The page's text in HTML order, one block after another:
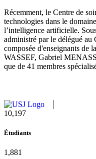
Récemment, le Centre de
technologies dans le
l’intelligence artificielle.
administré par le délégué au
composée d'enseignants de
WASSEF, Gabriel
que de 41 membres
11,124
Étudiants
2,052